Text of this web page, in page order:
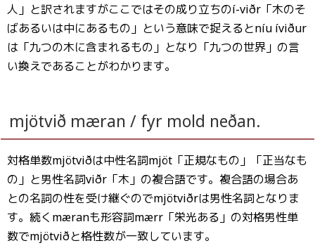
人」と訳されますがここではその成り立ちのí-viðr「木のそ
ばあるいは中にあるもの」という意味で捉えるとníu íviður
は「九つの木に含まれるもの」となり「九つの世界」の言
い換えであることがわかります。
mjötvið mæran / fyr mold neðan.
対格単数mjötviðは中性名詞mjöt「正規なもの」「正当なも
の」と男性名詞viðr「木」の複合語です。複合語の場合あ
との名詞の性を受け継ぐのでmjötviðrは男性名詞となりま
す。続くmæranも形容詞mærr「栄光ある」の対格男性単
数でmjötviðと格性数が一致しています。